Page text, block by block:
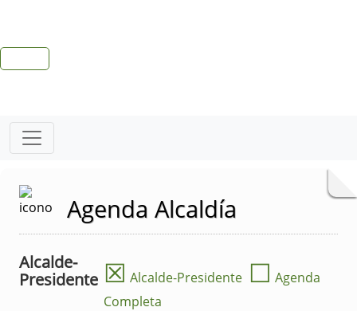
Agenda Alcaldía
Alcalde-
Presidente ☒ Alcalde-Presidente ☐ Agenda
Completa